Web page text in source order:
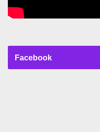
Facebook